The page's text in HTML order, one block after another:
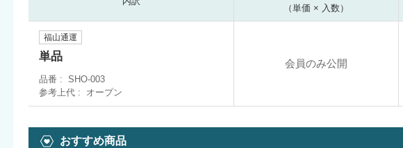
（単価 × 入数）
福山通運
単品
品番
SHO-003
参考上代
オープン
会員のみ公開
おすすめ商品